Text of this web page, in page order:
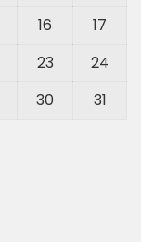
16
17
23
24
30 31